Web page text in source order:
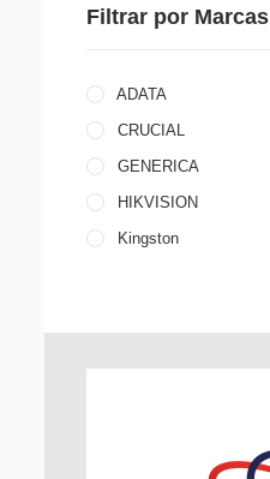
Filtrar por Marcas
ADATA
CRUCIAL
GENERICA
HIKVISION
Kingston